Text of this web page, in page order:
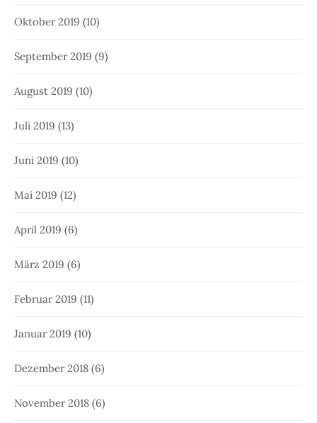
Oktober 2019 (10)
September 2019 (9)
August 2019 (10)
Juli 2019 (13)
Juni 2019 (10)
Mai 2019 (12)
April 2019 (6)
März 2019 (6)
Februar 2019 (11)
Januar 2019 (10)
Dezember 2018 (6)
November 2018 (6)